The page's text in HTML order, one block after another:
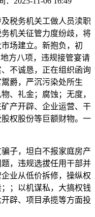
税务机关工做人员渎职
机关征管力度纷歧，将
场建立。新抱负，初
方八项，违规接管宴请
不诚恳，正在组织函询
爵，严沉污染处所生
、礼金；腐蚀；无度，
产开辟、企业运营、干
权股份等巨额财物。一
子，坦白不报家庭房产
，违规选拔任用干部并
业从低价拆修，操纵权
；以机谋私，大搞权钱
辟、项目承揽等方面投